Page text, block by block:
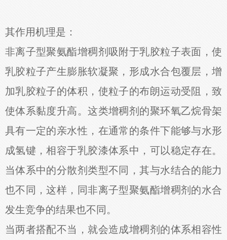
其作用机理是：
非离子型聚氨酯增稠剂吸附于乳胶粒子表面，使
乳胶粒子产生膨胀软凝聚，形成水合包覆层，增
加乳胶粒子的体积，使粒子的布朗运动受阻，致
使体系黏度升高。这类增稠剂的聚环氧乙烷骨架
具有一定的亲水性，在通常的条件下能够与水形
成氢键，相容于乳胶漆体系中，可以稳定存在。
当体系中的分散剂类型不同，其与水结合的能力
也不同，这样，同非离子型聚氨酯增稠剂的水合
发生竞争的结果也不同。
当两者搭配不当，就会造成增稠剂的体系相容性